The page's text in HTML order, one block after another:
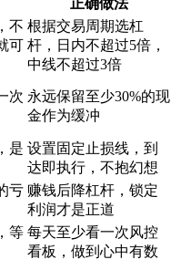
正确做法
不
可
根据交易周期选杠
杆，日内不超过5倍，
中线不超过3倍
次 永远保留至少30%的现
金作为缓冲
是 设置固定止损线，到
达即执行，不抱幻想
亏 赚钱后降杠杆，锁定
利润才是正道
等 每天至少看一次风控
看板，做到心中有数